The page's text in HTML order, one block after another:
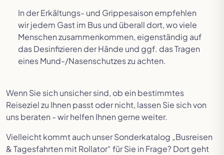
In der Erkältungs- und Grippesaison empfehlen
wir jedem Gast im Bus und überall dort, wo viele
Menschen zusammenkommen, eigenständig auf
das Desinfizieren der Hände und ggf. das Tragen
eines Mund-/Nasenschutzes zu achten.
Wenn Sie sich unsicher sind, ob ein bestimmtes
Reiseziel zu Ihnen passt oder nicht, lassen Sie sich von
uns beraten - wir helfen Ihnen gerne weiter.
Vielleicht kommt auch unser Sonderkatalog „Busreisen
& Tagesfahrten mit Rollator“ für Sie in Frage? Dort geht